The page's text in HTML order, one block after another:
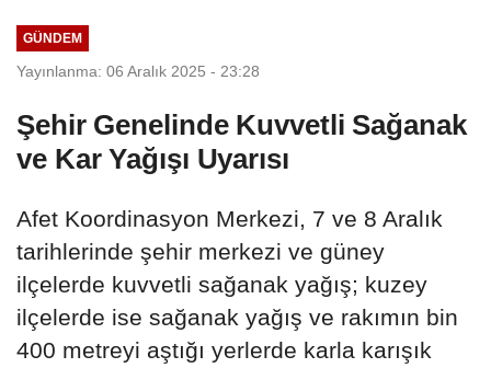
GÜNDEM
Yayınlanma: 06 Aralık 2025 - 23:28
Şehir Genelinde Kuvvetli Sağanak
ve Kar Yağışı Uyarısı
Afet Koordinasyon Merkezi, 7 ve 8 Aralık
tarihlerinde şehir merkezi ve güney
ilçelerde kuvvetli sağanak yağış; kuzey
ilçelerde ise sağanak yağış ve rakımın bin
400 metreyi aştığı yerlerde karla karışık